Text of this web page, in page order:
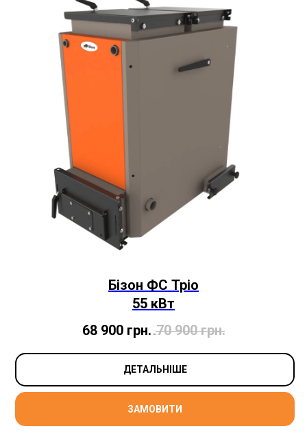
Бізон ФС Тріо
55 кВт
68 900 грн. 70 900 грн.
ДЕТАЛЬНІШЕ
ЗАМОВИТИ